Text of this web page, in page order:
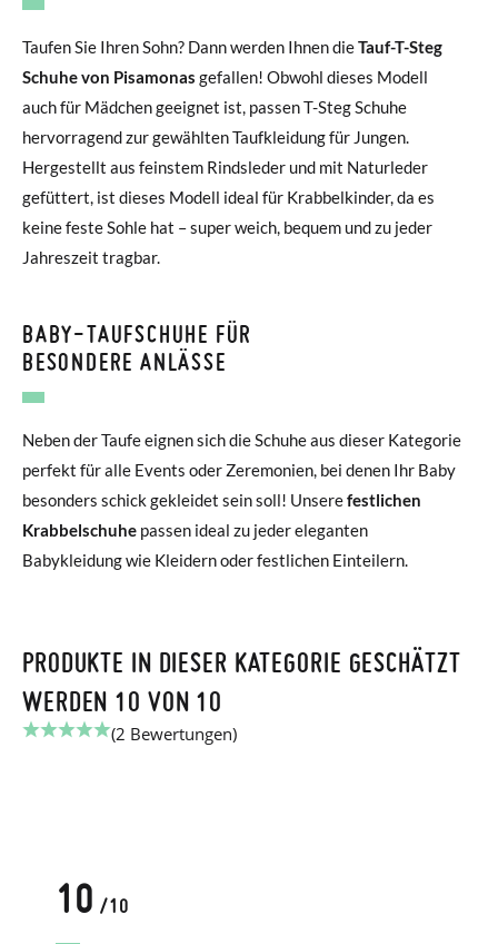
Taufen Sie Ihren Sohn? Dann werden Ihnen dieTauf-T-Steg
Schuhe von Pisamonas gefallen! Obwohl dieses Modell
auch für Mädchen geeignet ist, passen T-Steg Schuhe
hervorragend zur gewählten Taufkleidung für Jungen.
Hergestellt aus feinstem Rindsleder und mit Naturleder
gefüttert, ist dieses Modell ideal für Krabbelkinder, da es
keine feste Sohle hat – super weich, bequem und zu jeder
Jahreszeit tragbar.
BABY-TAUFSCHUHE FÜR
BESONDERE ANLÄSSE
Neben der Taufe eignen sich die Schuhe aus dieser Kategorie
perfekt für alle Events oder Zeremonien, bei denen Ihr Baby
besonders schick gekleidet sein soll! Unserefestlichen
Krabbelschuhe passen ideal zu jeder eleganten
Babykleidung wie Kleidern oder festlichen Einteilern.
PRODUKTE IN DIESER KATEGORIE GESCHÄTZT
WERDEN 10 VON 10
(2 Bewertungen)
10 /10